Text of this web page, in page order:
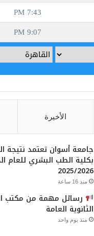
الأخيرة
جامعة أسوان تعتمد نتيجة
بكلية الطب البشري للعام
2025/2026
منذ 16 ساعة
رسائل مهمة من مكتب
الثانوية العامة
منذ يوم واحد